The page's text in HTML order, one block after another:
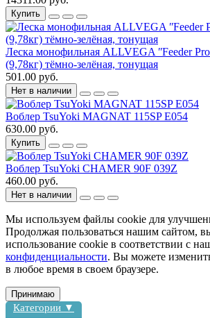
Купить
Леска монофильная ALLVEGA ʺFeeder
(9,78кг) тёмно-зелёная, тонущая
501.00 руб.
Нет в наличии
Воблер TsuYoki MAGNAT 115SP E054
630.00 руб.
Купить
Воблер TsuYoki CHAMER 90F 039Z
460.00 руб.
Нет в наличии
Мы используем файлы cookie для
Продолжая пользоваться нашим сайтом,
использование cookie в соответствии с
конфиденциальности. Вы можете
в любое время в своем браузере.
Принимаю
Категории ▼